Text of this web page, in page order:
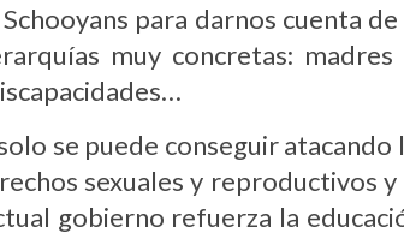
para darnos cuenta
muy concretas:
se puede conseguir
sexuales y reproductivos
gobierno refuerza la